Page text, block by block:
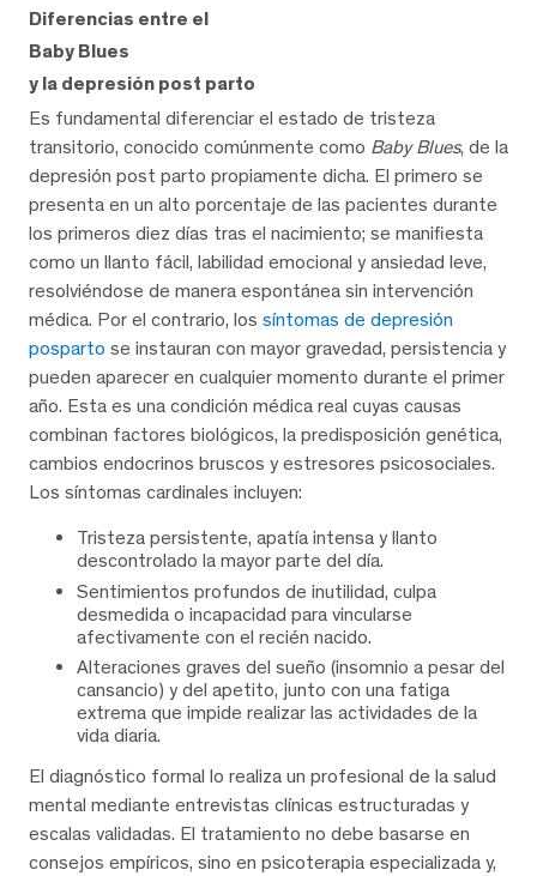
Diferencias entre el
Baby Blues
y la depresión post parto
Es fundamental diferenciar el estado de tristeza
transitorio, conocido comúnmente como Baby Blues, de la
depresión post parto propiamente dicha. El primero se
presenta en un alto porcentaje de las pacientes durante
los primeros diez días tras el nacimiento; se manifiesta
como un llanto fácil, labilidad emocional y ansiedad leve,
resolviéndose de manera espontánea sin intervención
médica. Por el contrario, los síntomas de depresión
posparto se instauran con mayor gravedad, persistencia y
pueden aparecer en cualquier momento durante el primer
año. Esta es una condición médica real cuyas causas
combinan factores biológicos, la predisposición genética,
cambios endocrinos bruscos y estresores psicosociales.
Los síntomas cardinales incluyen:
Tristeza persistente, apatía intensa y llanto
descontrolado la mayor parte del día.
Sentimientos profundos de inutilidad, culpa
desmedida o incapacidad para vincularse
afectivamente con el recién nacido.
Alteraciones graves del sueño (insomnio a pesar del
cansancio) y del apetito, junto con una fatiga
extrema que impide realizar las actividades de la
vida diaria.
El diagnóstico formal lo realiza un profesional de la salud
mental mediante entrevistas clínicas estructuradas y
escalas validadas. El tratamiento no debe basarse en
consejos empíricos, sino en psicoterapia especializada y,